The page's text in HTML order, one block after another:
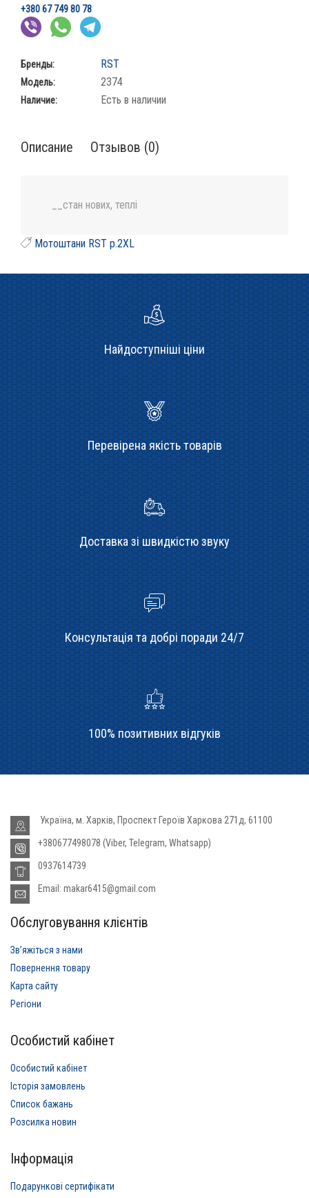
+380 67 749 80 78
Бренды: RST
Модель: 2374
Наличие: Есть в наличии
Описание Отзывов (0)
__стан нових, теплі
Мотоштани RST p.2XL
Найдоступніші ціни
Перевірена якість товарів
Доставка зі швидкістю звуку
Консультація та добрі поради 24/7
100% позитивних відгуків
Україна, м. Харків, Проспект Героїв Харкова 271д, 61100
+380677498078 (Viber, Telegram, Whatsapp)
0937614739
Email: makar6415@gmail.com
Обслуговування клієнтів
Звʼяжіться з нами
Повернення товару
Карта сайту
Регіони
Особистий кабінет
Особистий кабінет
Історія замовлень
Список бажань
Розсилка новин
Інформація
Подарункові сертифікати